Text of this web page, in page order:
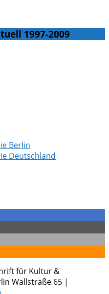
1997-2009
Berlin
Deutschland
für Kultur &
Wallstraße 65 |